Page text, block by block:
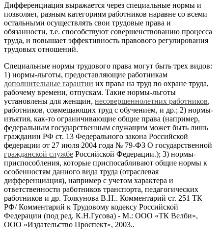
Дифференциация выражается через специальные нормы и
позволяет, разным категориям работников наравне со всеми
остальными осуществлять свои трудовые права и
обязанности, т.е. способствуют совершенствованию процесса
труда, и повышает эффективность правового регулирования
трудовых отношений.
Специальные нормы трудового права могут быть трех видов:
1) нормы-льготы, предоставляющие работникам
дополнительные гарантии их права на труд по охране труда,
рабочему времени, отпускам. Такие нормы-льготы
установлены для женщин, несовершеннолетних работников,
работников, совмещающих труд с обучением, и др.; 2) нормы-
изъятия, как-то ограничивающие общие права (например,
федеральным государственным служащим может быть лишь
гражданин РФ ст. 13 Федерального закона Российской
федерации от 27 июля 2004 года № 79-ФЗ О государственной
гражданской службе Российской Федерации.); 3) нормы-
приспособления, которые приспосабливают общие нормы к
особенностям данного вида труда (отраслевая
дифференциация), например с учетом характера и
ответственности работников транспорта, педагогических
работников и др. Толкунова В.Н.. Комментарий ст. 251 ТК
РФ/ Комментарий к Трудовому кодексу Российской
Федерации (под ред. К.Н.Гусова) - М.: ООО «ТК Велби»,
ООО «Издательство Проспект», 2003..